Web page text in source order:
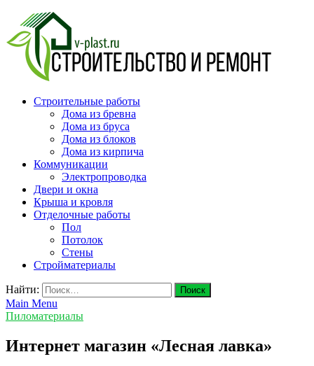
v-plast.ru Строительство и ремонт
Строительные работы
Дома из бревна
Дома из бруса
Дома из блоков
Дома из кирпича
Коммуникации
Электропроводка
Двери и окна
Крыша и кровля
Отделочные работы
Пол
Потолок
Стены
Стройматериалы
Найти:
Main Menu
Пиломатериалы
Интернет магазин «Лесная лавка»